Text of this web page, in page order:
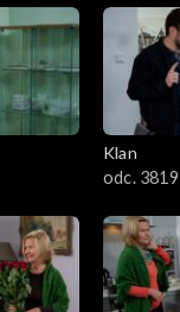
Klan
odc. 3819